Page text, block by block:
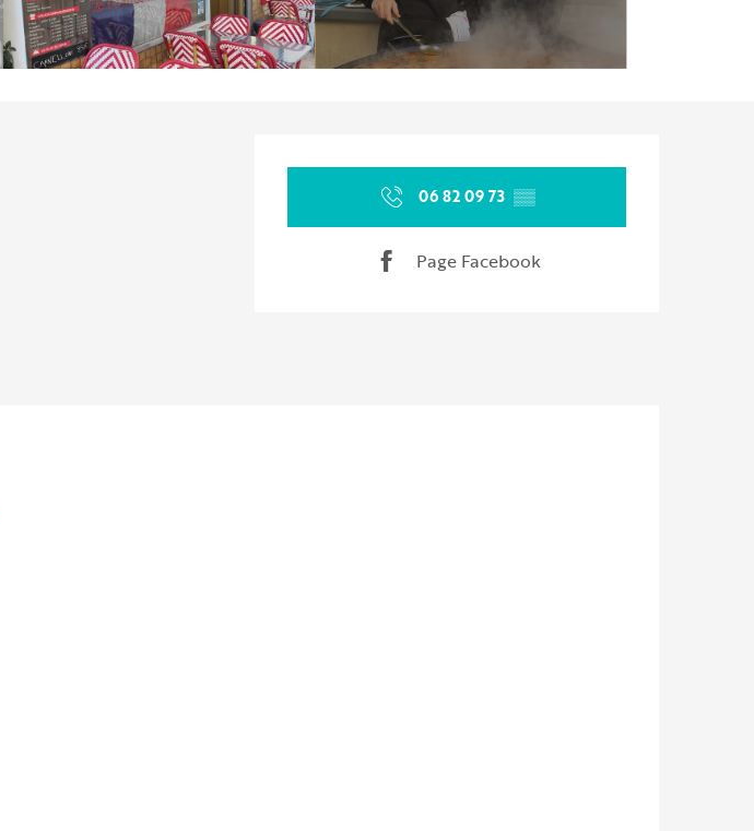
Ouverture et coordonnées
06 82 09 73 ▒▒
Page Facebook